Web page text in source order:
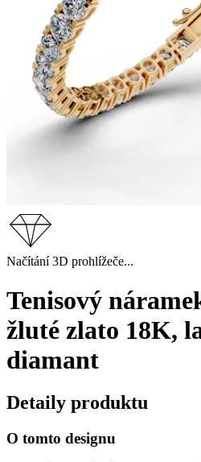
Načítání 3D prohlížeče...
Tenisový
žluté zlato 18K,
diamant
Detaily produktu
O tomto designu